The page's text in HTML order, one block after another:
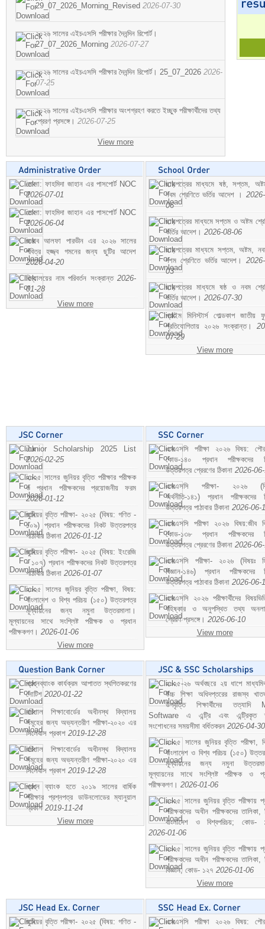
29_07_2026_Morning_Revised 2026-07-30
২০২৬ সালের এইচএসসি পরীক্ষার দৈনন্দিন রিপোর্ট।
27_07_2026_Morning 2026-07-27
২০২৬ সালের এইচএসসি পরীক্ষার দৈনন্দিন রিপোর্ট। 25_07_2026 2026-
07-25
২০২৬ সালের এইচএসসি পরীক্ষার অংশগ্রহণ করতে ইচ্ছুক পরীক্ষার্থীদের তথ্য
প্রেরণ প্রসঙ্গে। 2026-07-25
View more
মোসা: ফাহমিদা জাহান এর পাসপোর্ট NOC
2026-07-01
মোসা: ফাহমিদা জাহান এর পাসপোর্ট NOC
2026-06-04
জনাব আলফা পারভীন এর ২০২৬ সালের
পবিত্র হজ্জ্ব গমনের জন্য ছুটির আদেশ
2026-04-20
বিদ্যালয়ের নাম পরিবর্তন সংক্রান্ত 2026-
01-28
View more
ছাড়পত্রের মাধ্যমে ষষ্ঠ, সপ্তম,
নবম শ্রেণিতে ভর্তির আদেশ ।
06
ছাড়পত্রের মাধ্যমে সপ্তম ও অষ্টম
ভর্তির আদেশ। 2026-08-06
ছাড়পত্রের মাধ্যমে সপ্তম, অষ্টম,
দশম শ্রেণিতে ভর্তির আদেশ।
03
ছাড়পত্রের মাধ্যমে ষষ্ঠ ও নবম
ভর্তির আদেশ। 2026-07-30
প্রাইম মিনিস্টার্স গোল্ডকাপ জাতীয়
প্রতিযোগিতায় ২০২৬ সংক্রান্ত।
07-29
View more
Junior Scholarship 2025 List
2026-02-25
২০২৫ সালের জুনিয়র বৃত্তি পরীক্ষার পরীক্ষক
ও প্রধান পরীক্ষকদের প্রয়োজনীয় ফরম
2026-01-12
জুনিয়র বৃত্তি পরীক্ষা- ২০২৫ (বিষয়: গণিত -
১০৯) প্রধান পরীক্ষকদের নিকট উত্তরপত্র
পাঠাবার ঠিকানা 2026-01-12
জুনিয়র বৃত্তি পরীক্ষা- ২০২৫ (বিষয়: ইংরেজি
- ১০৭) প্রধান পরীক্ষকদের নিকট উত্তরপত্র
পাঠাবার ঠিকানা 2026-01-07
২০২৫ সালের জুনিয়র বৃত্তি পরীক্ষা, বিষয়:
বাংলাদেশ ও বিশ্ব পরিচয় (১৫০) উত্তরপত্র
মূল্যায়নের জন্য নমুনা উত্তরমালা।
মূল্যায়নের সাথে সংশ্লিষ্ট পরীক্ষক ও প্রধান
পরীক্ষকগণ। 2026-01-06
View more
এসএসসি পরীক্ষা ২০২৬ বিষয়:
কোড-১৪০ প্রধান পরীক্ষকদের
উত্তরপত্র প্রেরণের ঠিকানা 2026-
এসএসসি পরীক্ষা- ২০২৬
অর্থনীতি-১৪১) প্রধান পরীক্ষকদের
উত্তরপত্র পাঠাবার ঠিকানা 2026-06-
এসএসসি পরীক্ষা ২০২৬ বিষয়:জীব
কোড-১৩৮ প্রধান পরীক্ষকদের
উত্তরপত্র প্রেরণের ঠিকানা 2026-
এসএসসি পরীক্ষা- ২০২৬ (বিষয়ঃ
বিজ্ঞান-১৪৬) প্রধান পরীক্ষকদের
উত্তরপত্র পাঠাবার ঠিকানা 2026-06-
এসএসসি ২০২৬ পরীক্ষার্থীদের
বহিষ্কার ও অনুপস্থিত তথ্য
প্রেরণ প্রসঙ্গে। 2026-06-10
View more
প্রশ্নব্যাংক কার্যক্রম আপাতত স্থগিতকরণের
নোটিশ 2020-01-22
বরিশাল শিক্ষাবোর্ডের অধীনস্থ বিদ্যালয়
সমূহের জন্য অভ্যন্তরীণ পরীক্ষা-২০২০ এর
সিলেবাস প্রকাশ 2019-12-28
বরিশাল শিক্ষাবোর্ডের অধীনস্থ বিদ্যালয়
সমূহের জন্য অভ্যন্তরীণ পরীক্ষা-২০২০ এর
সিলেবাস প্রকাশ 2019-12-28
প্রশ্ন ব্যাংক হতে ২০১৯ সালের বার্ষিক
পরীক্ষার প্রশ্নপত্র ডাউনলোডের ম্যানুয়াল
প্রকাশ 2019-11-24
View more
২০২৫-২৬ অর্থবছরে ২য় ধাপে
উচ্চ শিক্ষা অধিদপ্তরের রাজস্ব
উপবৃত্তি শিক্ষার্থীদের তত্যাদি
Software এ এন্ট্রি এবং এন্ট্রিকৃত
সংশোধনের সময়সীমা বর্ধিতকরন 2026-04-30
২০২৫ সালের জুনিয়র বৃত্তি পরীক্ষা,
বাংলাদেশ ও বিশ্ব পরিচয় (১৫০)
মূল্যায়নের জন্য নমুনা
মূল্যায়নের সাথে সংশ্লিষ্ট পরীক্ষক ও
পরীক্ষকগণ। 2026-01-06
২০২৫ সালের জুনিয়র বৃত্তি পরীক্ষায়
পরীক্ষকদের অধীন পরীক্ষকদের তালিকা,
বাংলাদেশ ও বিশ্বপরিচয়; কোড-
2026-01-06
২০২৫ সালের জুনিয়র বৃত্তি পরীক্ষায়
পরীক্ষকদের অধীন পরীক্ষকদের তালিকা,
বিজ্ঞান; কোড- ১২৭ 2026-01-06
View more
জুনিয়র বৃত্তি পরীক্ষা- ২০২৫ (বিষয়: গণিত -
এসএসসি পরীক্ষা ২০২৬ বিষয়: